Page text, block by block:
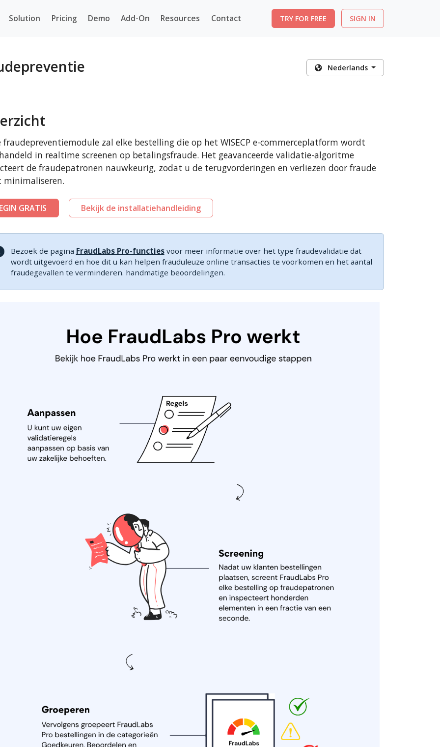
Solution Pricing Demo Add-On Resources Contact TRY FOR FREE SIGN IN
Nederlands
fraudepreventiemodule zal elke bestelling die op het WISECP e-commerceplatform wordt
in realtime screenen op betalingsfraude. Het geavanceerde validatie-algoritme
de fraudepatronen nauwkeurig, zodat u de terugvorderingen en verliezen door fraude
minimaliseren.
GRATIS Bekijk de installatiehandleiding
Bezoek de pagina FraudLabs Pro-functiesvoor meer informatie over het type fraudevalidatie dat
wordt uitgevoerd en hoe dit u kan helpen frauduleuze online transacties te voorkomen en het aantal
fraudegevallen te verminderen. handmatige beoordelingen.